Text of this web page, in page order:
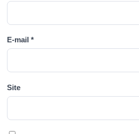
E-mail *
Site